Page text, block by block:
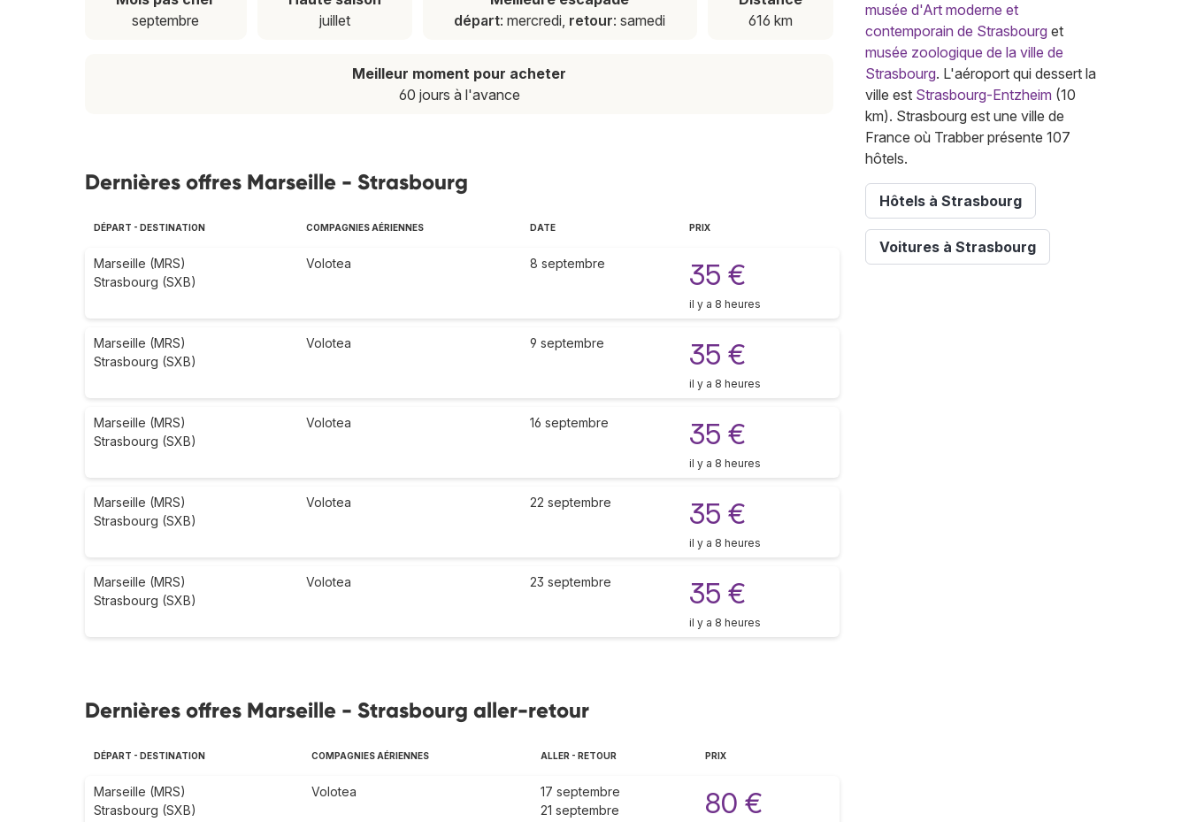
septembre
juillet
départ: mercredi, retour: samedi
616 km
Meilleur moment pour acheter
60 jours à l'avance
Dernières offres Marseille - Strasbourg
DÉPART - DESTINATION COMPAGNIES AÉRIENNES DATE PRIX
Marseille (MRS)
Strasbourg (SXB)
Volotea 8 septembre 35 €
il y a 8 heures
Marseille (MRS)
Strasbourg (SXB)
Volotea 9 septembre 35 €
il y a 8 heures
Marseille (MRS)
Strasbourg (SXB)
Volotea 16 septembre 35 €
il y a 8 heures
Marseille (MRS)
Strasbourg (SXB)
Volotea 22 septembre 35 €
il y a 8 heures
Marseille (MRS)
Strasbourg (SXB)
Volotea 23 septembre 35 €
il y a 8 heures
Dernières offres Marseille - Strasbourg aller-retour
DÉPART - DESTINATION COMPAGNIES AÉRIENNES ALLER - RETOUR PRIX
Marseille (MRS)
Strasbourg (SXB)
Volotea
17 septembre
21 septembre
80 €
musée d'Art moderne et
contemporain de Strasbourg et
musée zoologique de la ville de
Strasbourg. L'aéroport qui dessert la
ville est Strasbourg-Entzheim (10
km). Strasbourg est une ville de
France où Trabber présente 107
hôtels.
Hôtels à Strasbourg
Voitures à Strasbourg